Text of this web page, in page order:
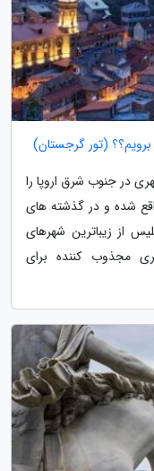
(تور گرجستان)
در جنوب شرق اروپا را
شده و در گذشته های
از زیباترین شهرهای
مجذوب کننده برای